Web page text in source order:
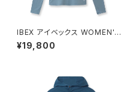
IBEX アイベックス WOMEN'S
SPRINGBOK SUN HOODIE /
Dusty Blue
¥19,800